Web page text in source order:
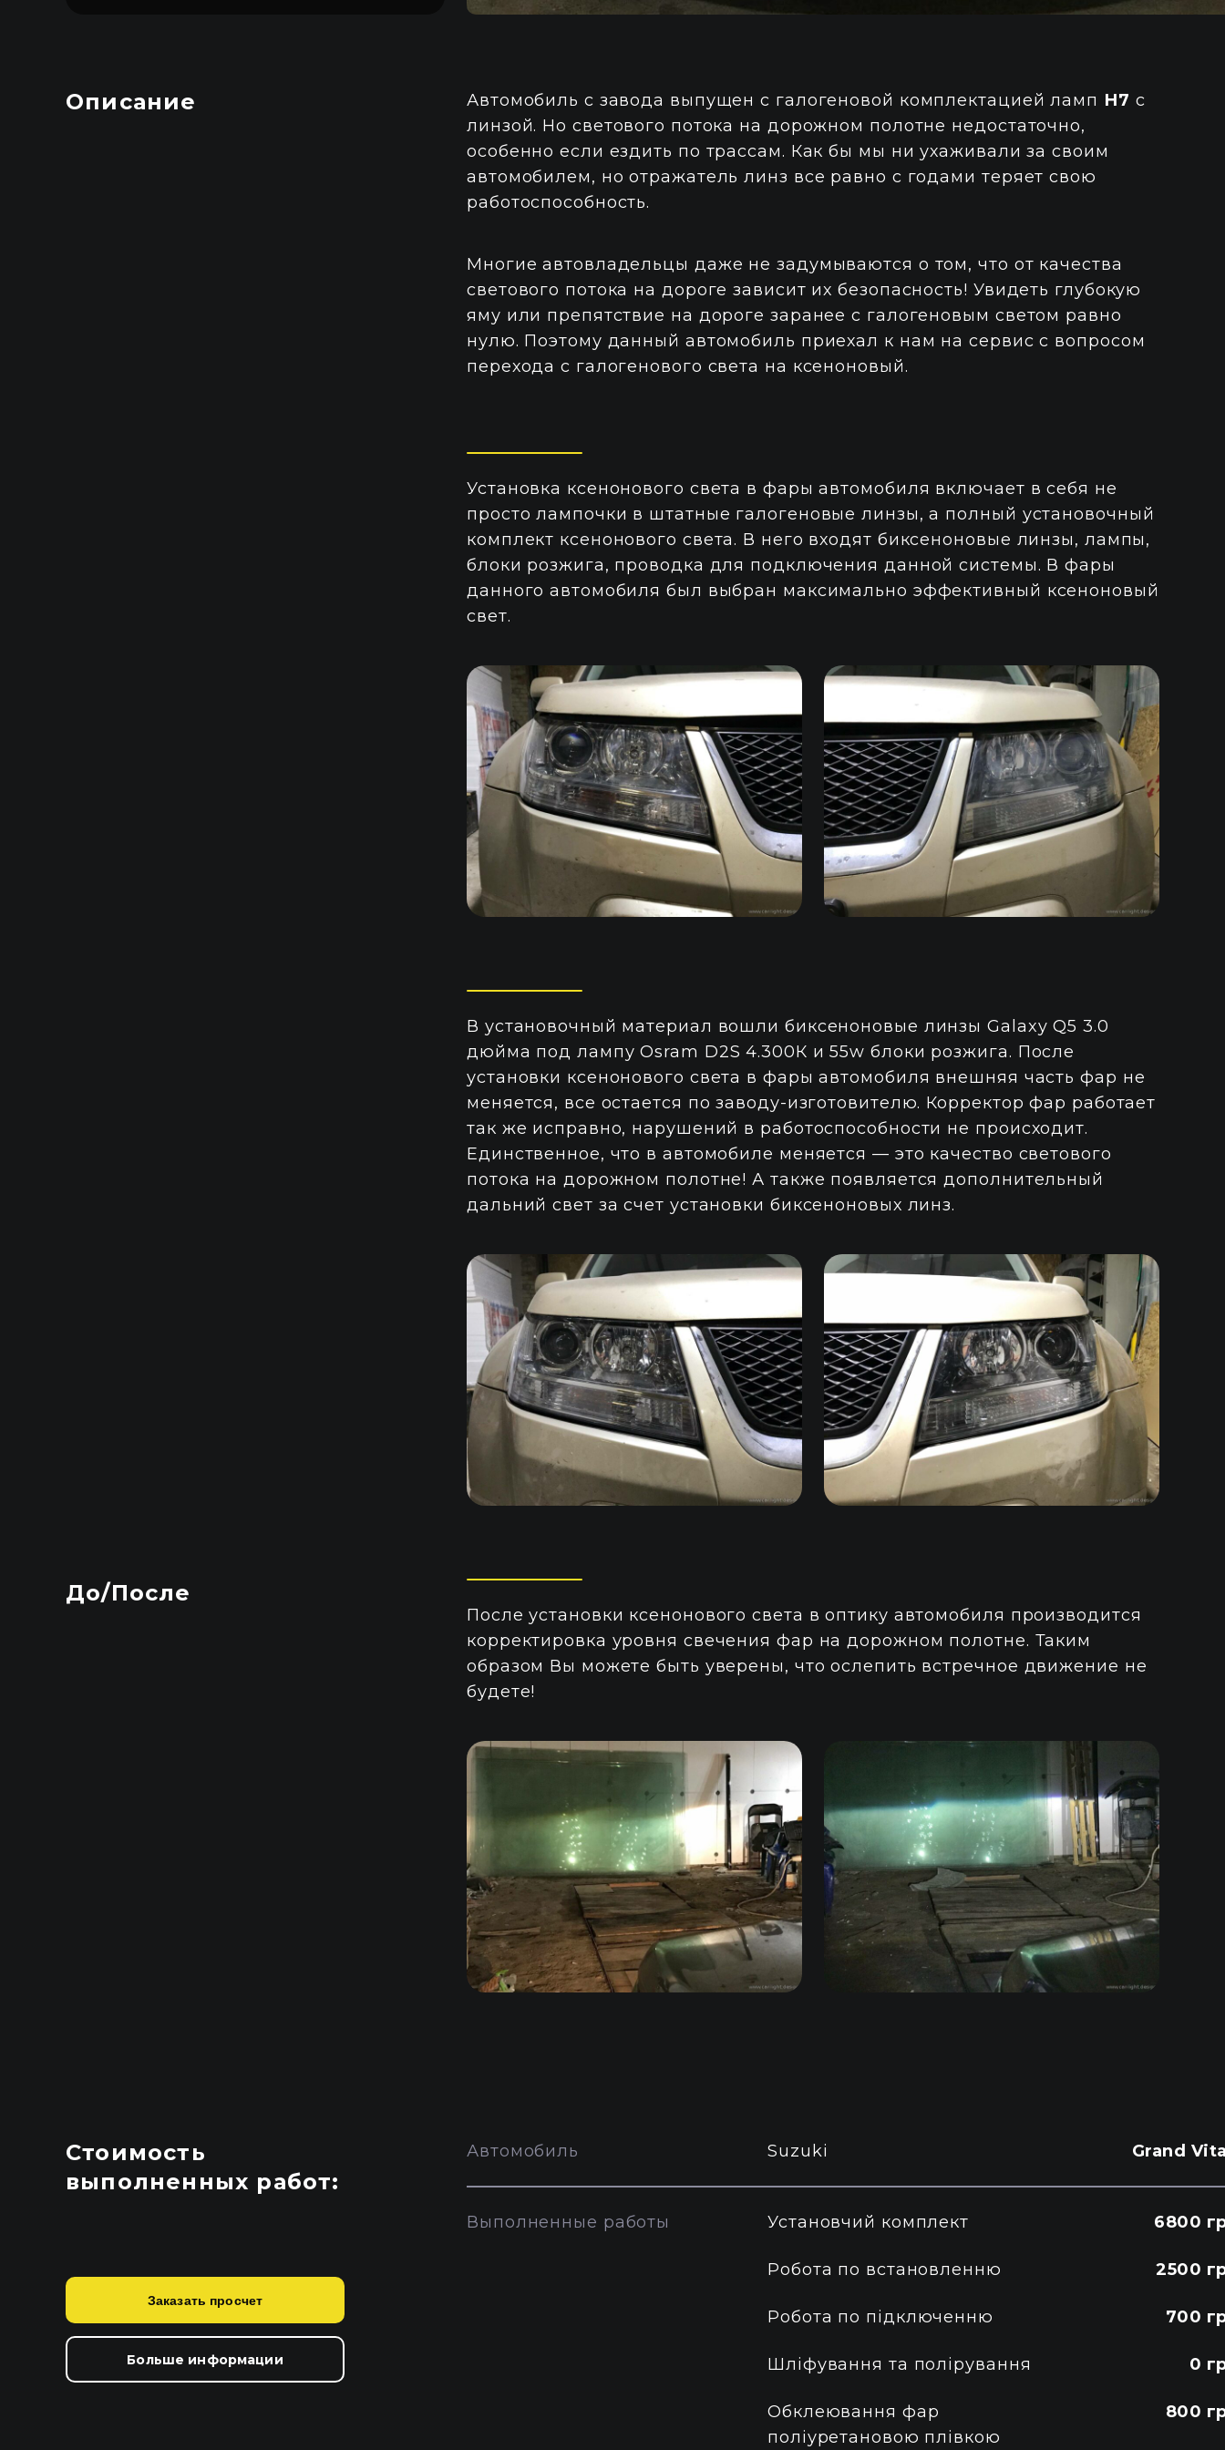
Описание Автомобиль с завода выпущен с галогеновой комплектацией ламп Н7 с
линзой. Но светового потока на дорожном полотне недостаточно,
особенно если ездить по трассам. Как бы мы ни ухаживали за своим
автомобилем, но отражатель линз все равно с годами теряет свою
работоспособность.
Многие автовладельцы даже не задумываются о том, что от качества
светового потока на дороге зависит их безопасность! Увидеть глубокую
яму или препятствие на дороге заранее с галогеновым светом равно
нулю. Поэтому данный автомобиль приехал к нам на сервис с вопросом
перехода с галогенового света на ксеноновый.
Установка ксенонового света в фары автомобиля включает в себя не
просто лампочки в штатные галогеновые линзы, а полный установочный
комплект ксенонового света. В него входят биксеноновые линзы, лампы,
блоки розжига, проводка для подключения данной системы. В фары
данного автомобиля был выбран максимально эффективный ксеноновый
свет.
В установочный материал вошли биксеноновые линзы Galaxy Q5 3.0
дюйма под лампу Osram D2S 4.300К и 55w блоки розжига. После
установки ксенонового света в фары автомобиля внешняя часть фар не
меняется, все остается по заводу-изготовителю. Корректор фар работает
так же исправно, нарушений в работоспособности не происходит.
Единственное, что в автомобиле меняется — это качество светового
потока на дорожном полотне! А также появляется дополнительный
дальний свет за счет установки биксеноновых линз.
До/После
После установки ксенонового света в оптику автомобиля производится
корректировка уровня свечения фар на дорожном полотне. Таким
образом Вы можете быть уверены, что ослепить встречное движение не
будете!
Стоимость
выполненных работ:
Заказать просчет
Больше информации
Автомобиль Suzuki Grand
Выполненные работы Установчий комплект 6800
Робота по встановленню 2500
Робота по підключенню 700
Шліфування та полірування 0
Обклеювання фар
поліуретановою плівкою
800